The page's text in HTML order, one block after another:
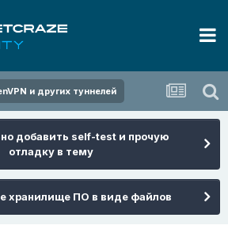
и других туннелей
добавить self-test и прочую
отладку в тему
хранилище ПО в виде файлов